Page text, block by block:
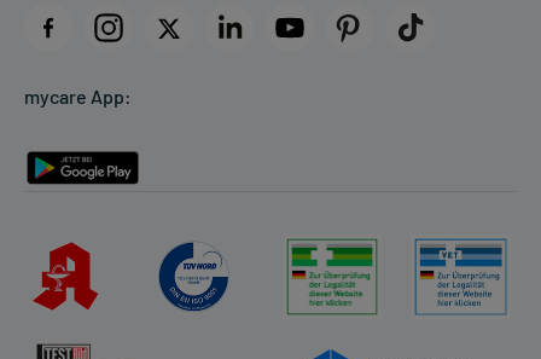
Datenschutz
Rückgabe/Widerruf
mycare App: